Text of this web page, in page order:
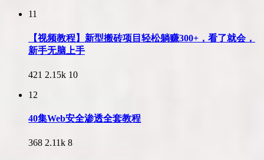
11
【视频教程】新型搬砖项目轻松躺赚300+，看了就会，
新手无脑上手
421 2.15k 10
12
40集Web安全渗透全套教程
368 2.11k 8